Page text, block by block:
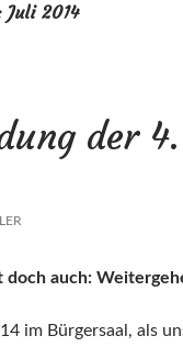
2014
der
doch auch:
im Bürgersaal, als